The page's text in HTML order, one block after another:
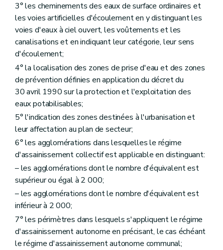
3° les cheminements des eaux de surface ordinaires et
les voies artificielles d'écoulement en y distinguant les
voies d'eaux à ciel ouvert, les voûtements et les
canalisations et en indiquant leur catégorie, leur sens
d'écoulement;
4° la localisation des zones de prise d'eau et des zones
de prévention définies en application du décret du
30 avril 1990 sur la protection et l'exploitation des
eaux potabilisables;
5° l'indication des zones destinées à l'urbanisation et
leur affectation au plan de secteur;
6° les agglomérations dans lesquelles le régime
d'assainissement collectif est applicable en distinguant:
– les agglomérations dont le nombre d'équivalent est
supérieur ou égal à 2 000;
– les agglomérations dont le nombre d'équivalent est
inférieur à 2 000;
7° les périmètres dans lesquels s'appliquent le régime
d'assainissement autonome en précisant, le cas échéant
le régime d'assainissement autonome communal;